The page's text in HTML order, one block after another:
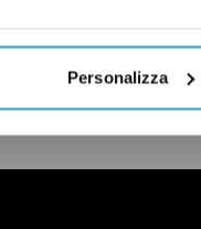
Personalizza